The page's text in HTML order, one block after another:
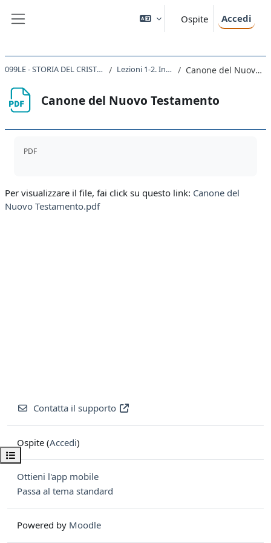
Ospite Accedi
Apri indice del corso
099LE - STORIA DEL CRISTIANESIMO 2021 Lezioni 1-2. Introduzione Canone del Nuovo Testamento
Canone del Nuovo Testamento
PDF
Per visualizzare il file, fai click su questo link: Canone del
Nuovo Testamento.pdf
Contatta il supporto
Ospite (Accedi)
Ottieni l'app mobile
Passa al tema standard
Powered by Moodle